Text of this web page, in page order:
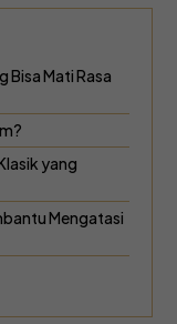
Bisa Mati Rasa
yang
Mengatasi